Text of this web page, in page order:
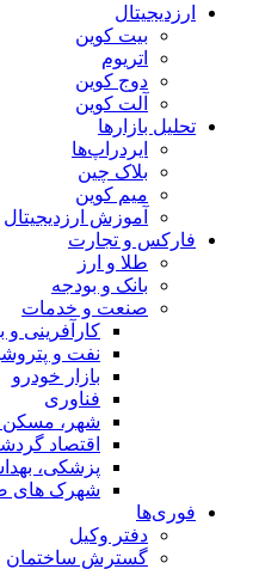
ارزدیجیتال
بیت کوین
اتریوم
دوج کوین
آلت کوین
تحلیل بازارها
ایردراپ‌ها
بلاک چین
میم کوین‌
آموزش ارزدیجیتال
فارکس و تجارت
طلا و ارز
بانک و بودجه
صنعت و خدمات
کارآفرینی و
نفت و
بازار خودرو
فناوری
شهر، مسکن
اقتصاد
پزشکی،
شهرک های
فوری‌ها
دفتر وکیل
گسترش ساختمان